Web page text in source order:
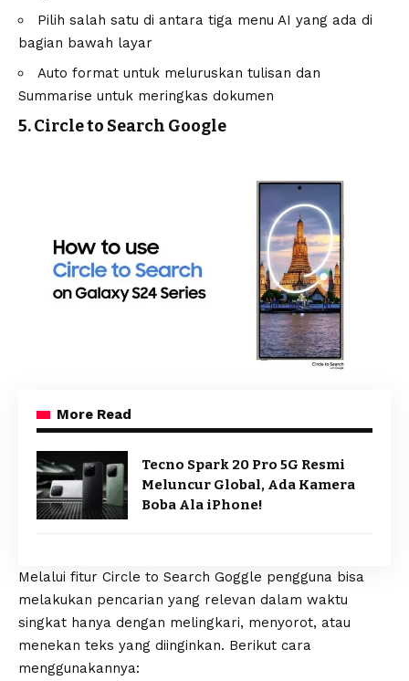
Pilih salah satu di antara tiga menu AI yang ada di
bagian bawah layar
Auto format untuk meluruskan tulisan dan
Summarise untuk meringkas dokumen
5. Circle to Search Google
More Read
Tecno Spark 20 Pro 5G Resmi
Meluncur Global, Ada Kamera
Boba Ala iPhone!
Melalui fitur Circle to Search Goggle pengguna bisa
melakukan pencarian yang relevan dalam waktu
singkat hanya dengan melingkari, menyorot, atau
menekan teks yang diinginkan. Berikut cara
menggunakannya: